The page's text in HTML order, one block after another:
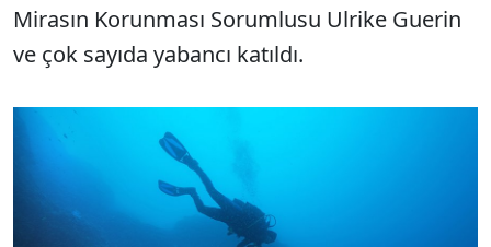
Mirasın Korunması Sorumlusu Ulrike Guerin
ve çok sayıda yabancı katıldı.